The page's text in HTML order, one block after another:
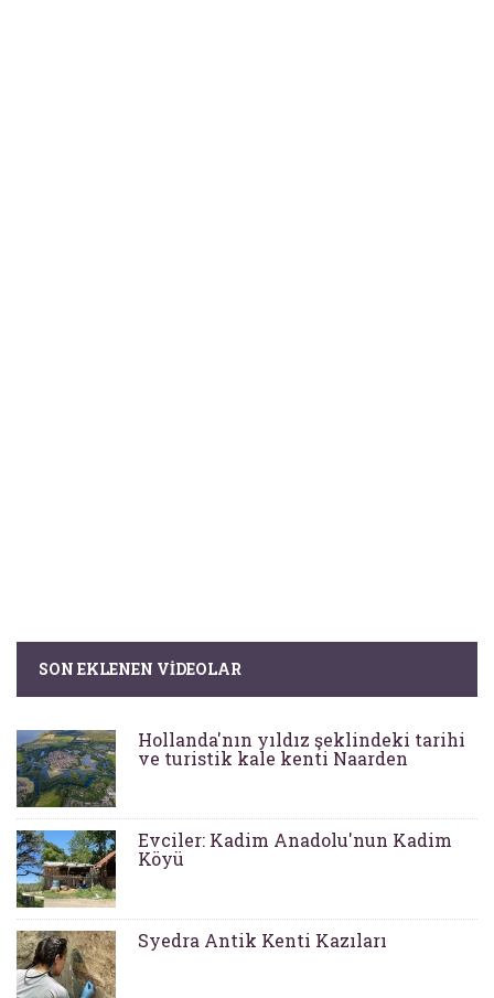
SON EKLENEN VIDEOLAR
Hollanda'nın yıldız şeklindeki tarihi
ve turistik kale kenti Naarden
Evciler: Kadim Anadolu'nun Kadim
Köyü
Syedra Antik Kenti Kazıları